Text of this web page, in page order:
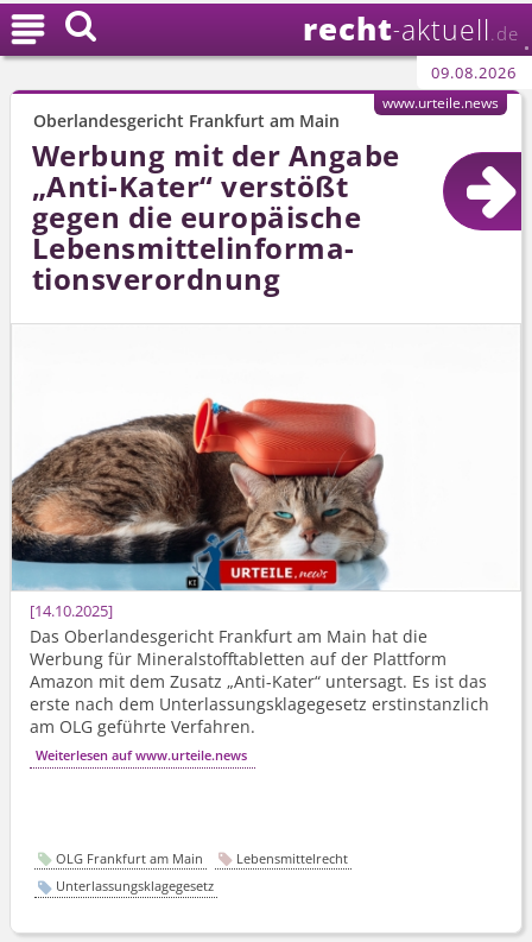
recht-aktuell .de
09.08.2026

Oberlandesgericht Frankfurt am Main
Werbung mit der Angabe
„Anti-Kater“ verstößt
gegen die europäische
Lebensmit­telinforma­
tionsverordnung
14.10.2025
Das Oberlandesgericht Frankfurt am Main hat die
Werbung für Mineralstoff­tabletten auf der Plattform
Amazon mit dem Zusatz „Anti-Kater“ untersagt. Es ist das
erste nach dem Unterlassungs­klagegesetz erstinstanzlich
am OLG geführte Verfahren.
Weiterlesen auf www.urteile.news
www.urteile.news
OLG Frankfurt am Main
Lebensmittelrecht
Unterlassungsklagegesetz